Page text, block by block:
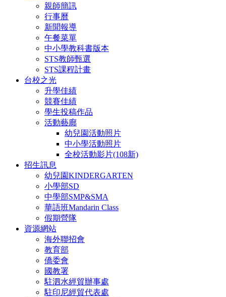
親師簡訊
行事曆
新聞報導
午餐菜單
中小學教科書版本
STS教師甄選
STS課程計畫
台校之光
升學佳績
競賽佳績
學生投稿作品
活動藝廊
幼兒園活動照片
中小學活動照片
全校活動影片(108新)
招生訊息
幼兒園KINDERGARTEN
小學部SD
中學部SMP&SMA
華語班Mandarin Class
假期營隊
資源網站
海外聯招會
教育部
僑委會
國教署
駐泗水經貿辦事處
駐印尼經貿代表處